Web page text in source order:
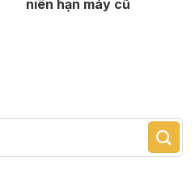
niên hạn máy cũ